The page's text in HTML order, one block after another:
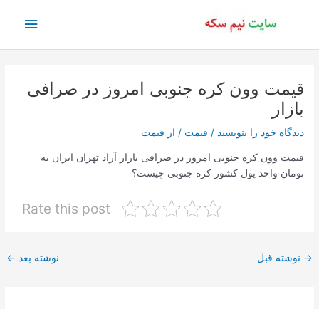
اصلی
قیمت وون کره جنوبی امروز در صرافی
بازار
دیدگاه‌ خود را بنویسید / قیمت / از قیمت
قیمت وون کره جنوبی امروز در صرافی بازار آزاد تهران ایران به
تومان واحد پول کشور کره جنوبی چیست؟
Rate this post
پیمایش
→ نوشته قبل نوشته بعد ←